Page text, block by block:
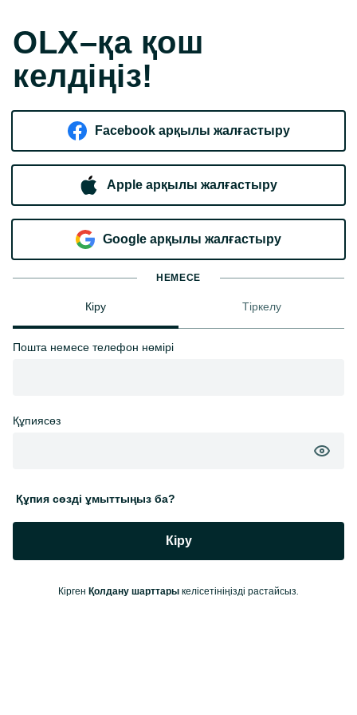
OLX–қа қош
келдіңіз!
Facebook арқылы жалғастыру
Apple арқылы жалғастыру
Google арқылы жалғастыру
НЕМЕСЕ
Кіру Тіркелу
Пошта немесе телефон нөмірі
Құпиясөз
Құпия сөзді ұмыттыңыз ба?
Кіру
Кірген Қолдану шарттары келісетініңізді растайсыз.